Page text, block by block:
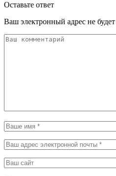
Оставьте ответ
Ваш электронный адрес не